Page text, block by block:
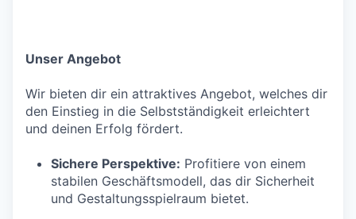
Unser Angebot
Wir bieten dir ein attraktives Angebot, welches dir
den Einstieg in die Selbstständigkeit erleichtert
und deinen Erfolg fördert.
Sichere Perspektive: Profitiere von einem
stabilen Geschäftsmodell, das dir Sicherheit
und Gestaltungsspielraum bietet.